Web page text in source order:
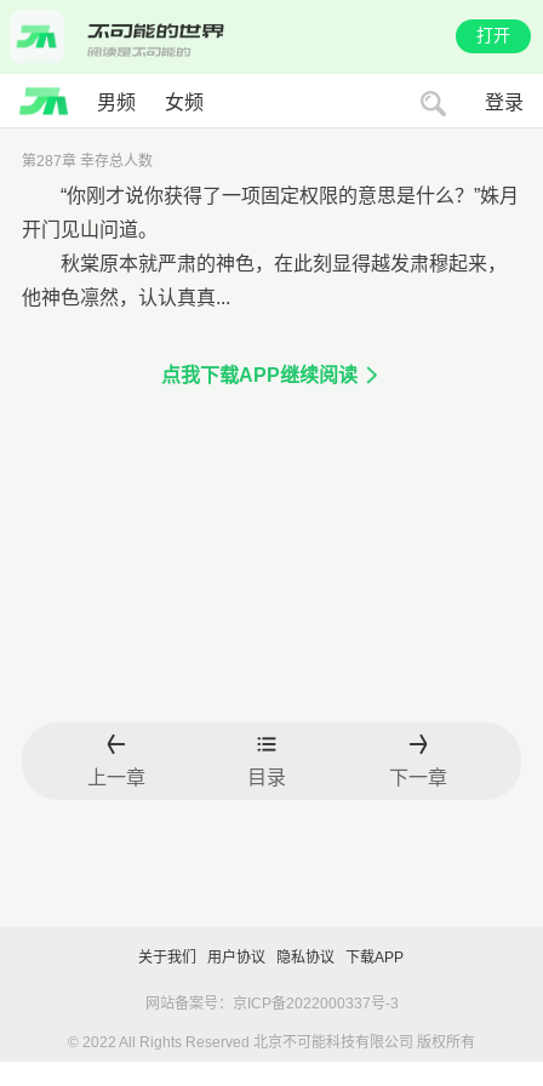
打开
男频 女频 登录
第287章 幸存总人数
“你刚才说你获得了一项固定权限的意思是什么？”姝月
开门见山问道。
秋棠原本就严肃的神色，在此刻显得越发肃穆起来，
他神色凛然，认认真真...
点我下载APP继续阅读
上一章 目录 下一章
关于我们 用户协议 隐私协议 下载APP
网站备案号：京ICP备2022000337号-3
© 2022 All Rights Reserved 北京不可能科技有限公司 版权所有